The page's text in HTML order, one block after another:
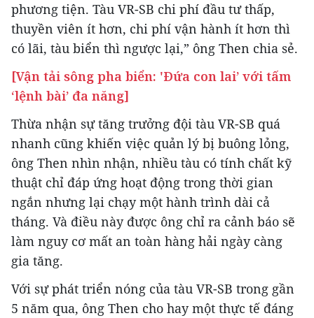
phương tiện. Tàu VR-SB chi phí đầu tư thấp,
thuyền viên ít hơn, chi phí vận hành ít hơn thì
có lãi, tàu biển thì ngược lại,” ông Then chia sẻ.
[Vận tải sông pha biển: 'Đứa con lai’ với tấm
‘lệnh bài’ đa năng]
Thừa nhận sự tăng trưởng đội tàu VR-SB quá
nhanh cũng khiến việc quản lý bị buông lỏng,
ông Then nhìn nhận, nhiều tàu có tính chất kỹ
thuật chỉ đáp ứng hoạt động trong thời gian
ngắn nhưng lại chạy một hành trình dài cả
tháng. Và điều này được ông chỉ ra cảnh báo sẽ
làm nguy cơ mất an toàn hàng hải ngày càng
gia tăng.
Với sự phát triển nóng của tàu VR-SB trong gần
5 năm qua, ông Then cho hay một thực tế đáng